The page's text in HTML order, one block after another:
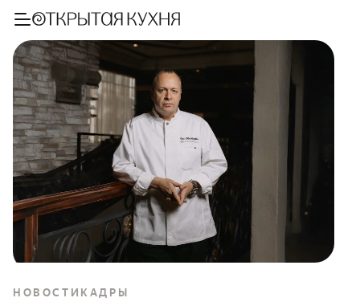
НОВОСТИ КАДРЫ